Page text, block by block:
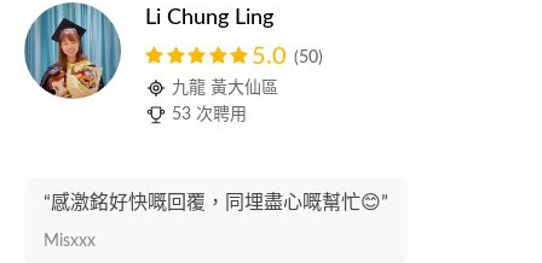
Li Chung Ling
5.0 (50)
九龍 黃大仙區
53 次聘用
“感激銘好快嘅回覆，同埋盡心嘅幫忙😊”
Misxxx